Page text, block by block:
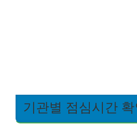
기관별 점심시간 확